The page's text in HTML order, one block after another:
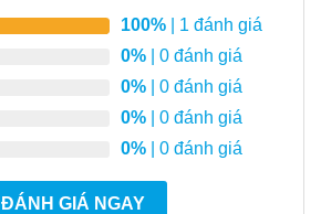
100% | 1 đánh giá
0% | 0 đánh giá
0% | 0 đánh giá
0% | 0 đánh giá
0% | 0 đánh giá
ĐÁNH GIÁ NGAY